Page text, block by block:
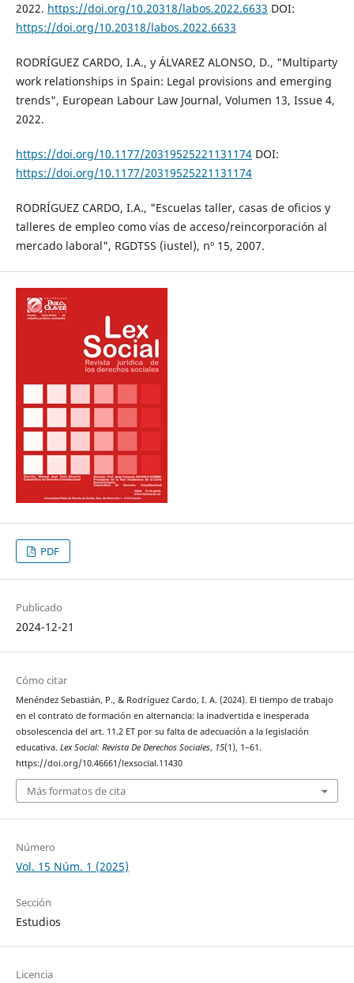
2022. https://doi.org/10.20318/labos.2022.6633 DOI:
https://doi.org/10.20318/labos.2022.6633
RODRÍGUEZ CARDO, I.A., y ÁLVAREZ ALONSO, D., "Multiparty
work relationships in Spain: Legal provisions and emerging
trends", European Labour Law Journal, Volumen 13, Issue 4,
2022.
https://doi.org/10.1177/20319525221131174DOI:
https://doi.org/10.1177/20319525221131174
RODRÍGUEZ CARDO, I.A., "Escuelas taller, casas de oficios y
talleres de empleo como vías de acceso/reincorporación al
mercado laboral", RGDTSS (iustel), nº 15, 2007.
PDF
Publicado
2024-12-21
Cómo citar
Menéndez Sebastián, P., & Rodríguez Cardo, I. A. (2024). El tiempo de trabajo
en el contrato de formación en alternancia: la inadvertida e inesperada
obsolescencia del art. 11.2 ET por su falta de adecuación a la legislación
educativa. Lex Social: Revista De Derechos Sociales, 15(1), 1–61.
https://doi.org/10.46661/lexsocial.11430
Más formatos de cita
Número
Vol. 15 Núm. 1 (2025)
Sección
Estudios
Licencia